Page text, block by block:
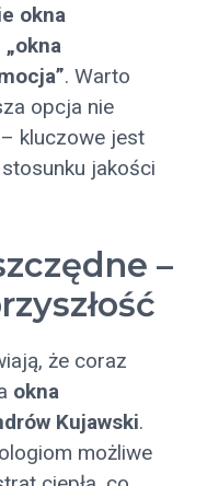
okna
„okna
. Warto
opcja nie
kluczowe jest
jakości
–
że coraz
okna
Kujawski.
możliwe